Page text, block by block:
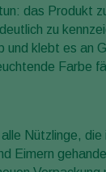
das Produkt
zu
und klebt es an
Farbe
Nützlinge, die
Eimern